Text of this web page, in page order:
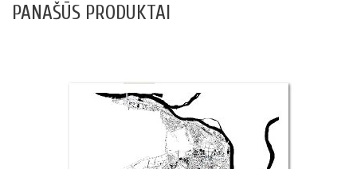
PANAŠŪS PRODUKTAI